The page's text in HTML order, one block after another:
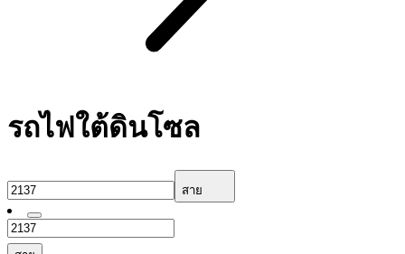
รถไฟใต้ดินโซล
สาย